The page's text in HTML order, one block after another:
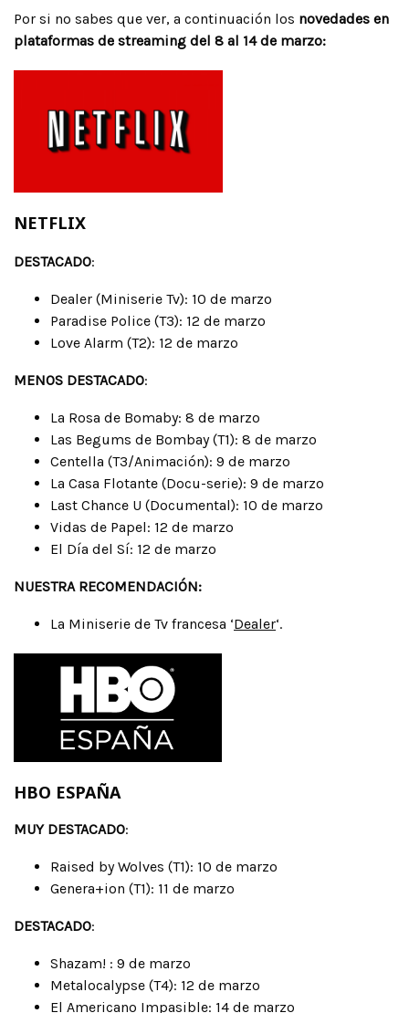
Por si no sabes que ver, a continuación los novedades en
plataformas de streaming del 8 al 14 de marzo:
NETFLIX
DESTACADO:
Dealer (Miniserie Tv): 10 de marzo
Paradise Police (T3): 12 de marzo
Love Alarm (T2): 12 de marzo
MENOS DESTACADO:
La Rosa de Bomaby: 8 de marzo
Las Begums de Bombay (T1): 8 de marzo
Centella (T3/Animación): 9 de marzo
La Casa Flotante (Docu-serie): 9 de marzo
Last Chance U (Documental): 10 de marzo
Vidas de Papel: 12 de marzo
El Día del Sí: 12 de marzo
NUESTRA RECOMENDACIÓN:
La Miniserie de Tv francesa ‘Dealer‘.
HBO ESPAÑA
MUY DESTACADO:
Raised by Wolves (T1): 10 de marzo
Genera+ion (T1): 11 de marzo
DESTACADO:
Shazam! : 9 de marzo
Metalocalypse (T4): 12 de marzo
El Americano Impasible: 14 de marzo